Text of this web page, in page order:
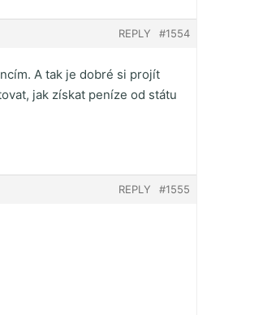
#1554
REPLY
A tak je dobré si projít
jak získat peníze od státu
#1555
REPLY